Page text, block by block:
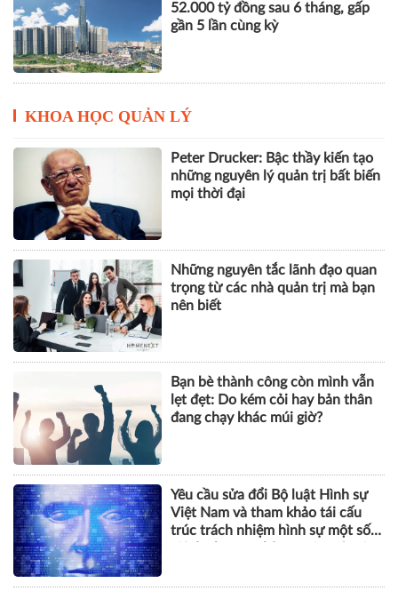
52.000 tỷ đồng sau 6 tháng, gấp
gần 5 lần cùng kỳ
KHOA HỌC QUẢN LÝ
Peter Drucker: Bậc thầy kiến tạo
những nguyên lý quản trị bất biến
mọi thời đại
Những nguyên tắc lãnh đạo quan
trọng từ các nhà quản trị mà bạn
nên biết
Bạn bè thành công còn mình vẫn
lẹt đẹt: Do kém cỏi hay bản thân
đang chạy khác múi giờ?
Yêu cầu sửa đổi Bộ luật Hình sự
Việt Nam và tham khảo tái cấu
trúc trách nhiệm hình sự một số